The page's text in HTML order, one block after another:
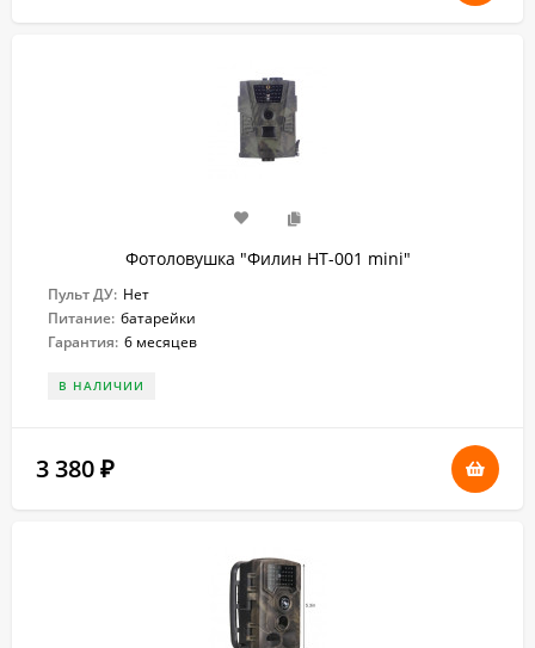
Фотоловушка "Филин HT-001 mini"
Пульт ДУ: Нет
Питание: батарейки
Гарантия: 6 месяцев
В НАЛИЧИИ
3 380 ₽